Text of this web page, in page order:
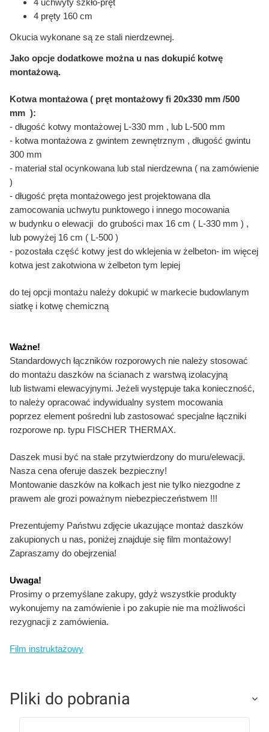
4 uchwyty szkło-pręt
4 pręty 160 cm
Okucia wykonane są ze stali nierdzewnej.
Jako opcje dodatkowe można u nas dokupić kotwę
montażową.
Kotwa montażowa ( pręt montażowy fi 20x330 mm /500
mm ):
- długość kotwy montażowej L-330 mm , lub L-500 mm
- kotwa montażowa z gwintem zewnętrznym , długość gwintu
300 mm
- materiał stal ocynkowana lub stal nierdzewna ( na zamówienie
)
- długość pręta montażowego jest projektowana dla
zamocowania uchwytu punktowego i innego mocowania
w budynku o elewacji do grubości max 16 cm ( L-330 mm ) ,
lub powyżej 16 cm ( L-500 )
- pozostała część kotwy jest do wklejenia w żelbeton- im więcej
kotwa jest zakotwiona w żelbeton tym lepiej
do tej opcji montażu należy dokupić w markecie budowlanym
siatkę i kotwę chemiczną
Ważne!
Standardowych łączników rozporowych nie należy stosować
do montażu daszków na ścianach z warstwą izolacyjną
lub listwami elewacyjnymi. Jeżeli występuje taka konieczność,
to należy opracować indywidualny system mocowania
poprzez element pośredni lub zastosować specjalne łączniki
rozporowe np. typu FISCHER THERMAX.
Daszek musi być na stałe przytwierdzony do muru/elewacji.
Nasza cena oferuje daszek bezpieczny!
Montowanie daszków na kołkach jest nie tylko niezgodne z
prawem ale grozi poważnym niebezpieczeństwem !!!
Prezentujemy Państwu zdjęcie ukazujące montaż daszków
zakupionych u nas, poniżej znajduje się film montażowy!
Zapraszamy do obejrzenia!
Uwaga!
Prosimy o przemyślane zakupy, gdyż wszystkie produkty
wykonujemy na zamówienie i po zakupie nie ma możliwości
rezygnacji z zamówienia.
Film instruktażowy
Pliki do pobrania